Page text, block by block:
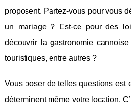
proposent. Partez-vous pour vous
un mariage ? Est-ce pour des
découvrir la gastronomie
touristiques, entre autres ?
Vous poser de telles questions est
déterminent même votre location.